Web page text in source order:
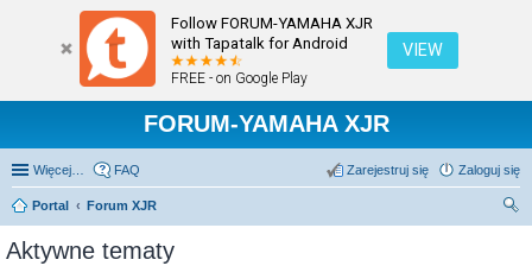
Follow FORUM-YAMAHA XJR
with Tapatalk for Android
FREE - on Google Play
VIEW
FORUM-YAMAHA XJR
Więcej… FAQ Zaloguj się
Zarejestruj się
Portal
Forum XJR
Aktywne tematy